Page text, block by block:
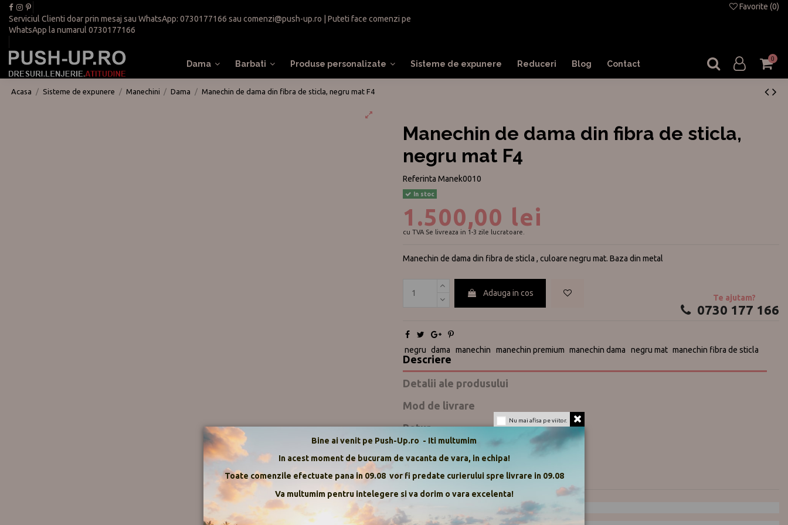
Serviciul Clienti doar prin mesaj sau WhatsApp: 0730177166 sau comenzi@push-up.ro | Puteti face comenzi pe
WhatsApp la numarul 0730177166
Favorite (0)
Dama Barbati Produse personalizate Sisteme de expunere Reduceri Blog Contact
0
Acasa Sisteme de expunere Manechini Dama Manechin de dama din fibra de sticla, negru mat F4
Manechin de dama din fibra de sticla,
negru mat F4
Referinta Manek0010
In stoc
1.500,00 lei
cu TVA Se livreaza in 1-3 zile lucratoare.
Manechin de dama din fibra de sticla , culoare negru mat. Baza din metal
Adauga in cos
negru dama manechin manechin premium manechin dama negru mat manechin fibra de sticla
Te ajutam?
0730 177 166
Descriere
Detalii ale produsului
Mod de livrare
Retur
Recenzii
Nu mai afisa pe viitor.
Bine ai venit pe Push-Up.ro - Iti multumim
In acest moment de bucuram de vacanta de vara, in echipa!
Toate comenzile efectuate pana in 09.08 vor fi predate curierului spre livrare in 09.08
Va multumim pentru intelegere si va dorim o vara excelenta!